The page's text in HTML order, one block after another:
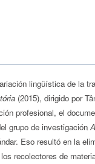
lingüística de la
(2015), dirigido por
profesional, el
grupo de investigación
Eso resultó en la
recolectores de